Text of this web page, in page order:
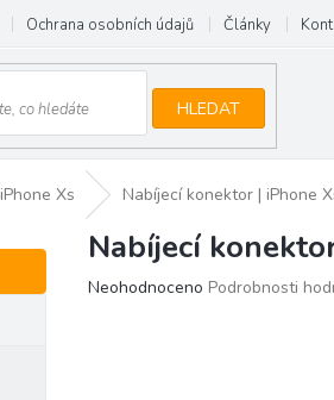
Ochrana osobních údajů Články
HLEDAT
iPhone Xs Nabíjecí konektor | iPhone
Nabíjecí
Průměrné
Neohodnoceno Podrobnosti